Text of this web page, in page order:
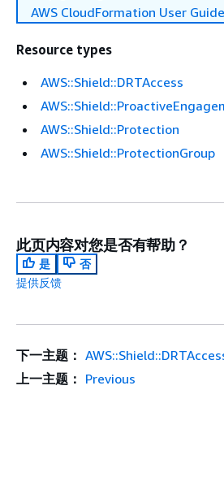
AWS CloudFormation User Guide
Resource types
AWS::Shield::DRTAccess
AWS::Shield::Protection
AWS::Shield::ProtectionGroup
此页内容对您是否有帮助？
是
否
提供反馈
下一主题：
上一主题： Previous